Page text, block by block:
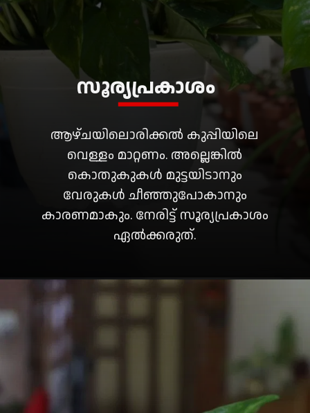
ആഴ്ചയിലൊരിക്കൽ കുപ്പിയിലെ
വെള്ളം മാറ്റണം. അല്ലെങ്കിൽ
കൊതുകുകൾ മുട്ടയിടാനും
വേരുകൾ ചീഞ്ഞുപോകാനും
കാരണമാകും. നേരിട്ട് സൂര്യപ്രകാശം
സൂര്യപ്രകാശം